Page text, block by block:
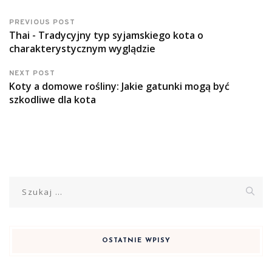
PREVIOUS POST
Thai - Tradycyjny typ syjamskiego kota o
charakterystycznym wyglądzie
NEXT POST
Koty a domowe rośliny: Jakie gatunki mogą być
szkodliwe dla kota
OSTATNIE WPISY